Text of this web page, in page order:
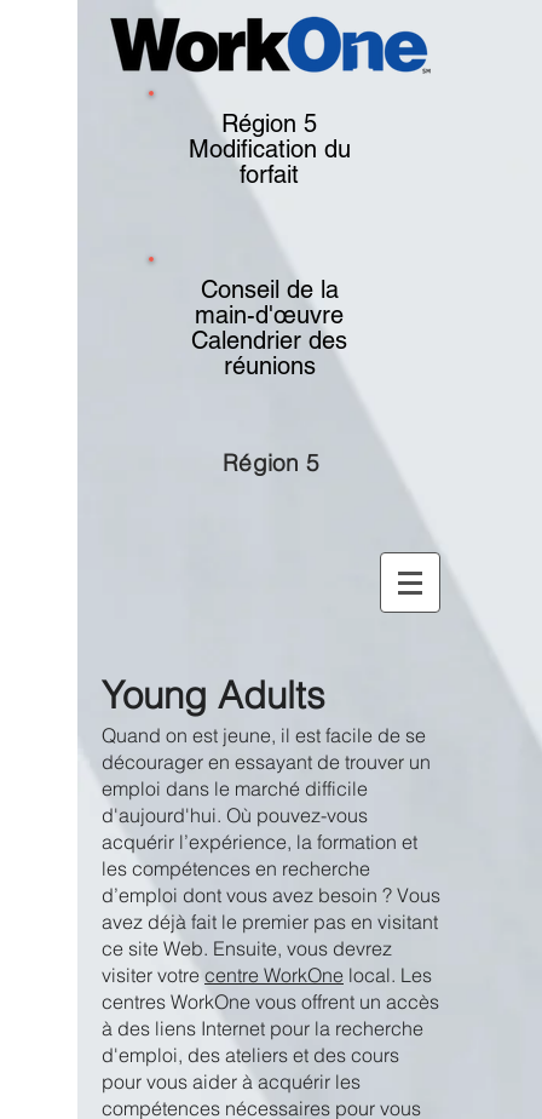
Région 5
Modification du
forfait
Conseil de la
main-d'œuvre
Calendrier des
réunions
Région 5
Young Adults
Quand on est jeune, il est facile de se
décourager en essayant de trouver un
emploi dans le marché difficile
d'aujourd'hui. Où pouvez-vous
acquérir l’expérience, la formation et
les compétences en recherche
d’emploi dont vous avez besoin ? Vous
avez déjà fait le premier pas en visitant
ce site Web. Ensuite, vous devrez
visiter votre centre WorkOne local. Les
centres WorkOne vous offrent un accès
à des liens Internet pour la recherche
d'emploi, des ateliers et des cours
pour vous aider à acquérir les
compétences nécessaires pour vous